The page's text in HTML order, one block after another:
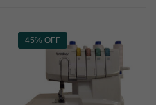
45% OFF